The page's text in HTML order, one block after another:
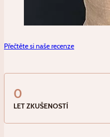
Přečtěte si naše recenze
0
LET ZKUŠENOSTÍ